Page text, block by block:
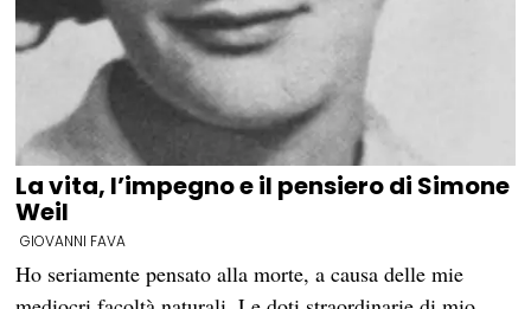
La vita, l’impegno e il pensiero di Simone
Weil
GIOVANNI FAVA
Ho seriamente pensato alla morte, a causa delle mie